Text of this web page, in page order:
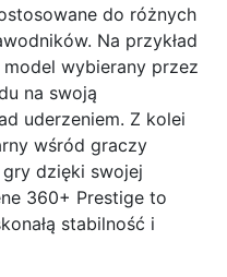
do różnych
Na przykład
wybierany przez
na swoją
uderzeniem. Z kolei
wśród graczy
dzięki swojej
360+ Prestige to
stabilność i